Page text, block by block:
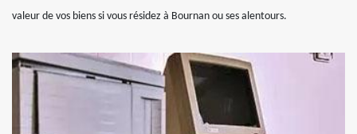
valeur de vos biens si vous résidez à Bournan ou ses alentours.